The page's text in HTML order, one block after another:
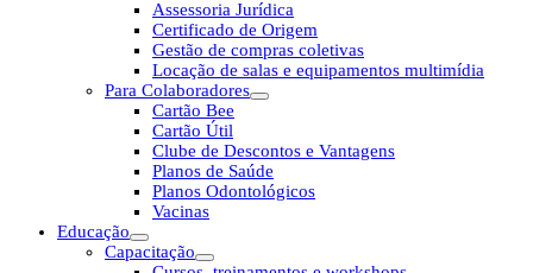
Assessoria Jurídica
Certificado de Origem
Gestão de compras coletivas
Locação de salas e equipamentos multimídia
Para Colaboradores
Cartão Bee
Cartão Útil
Clube de Descontos e Vantagens
Planos de Saúde
Planos Odontológicos
Vacinas
Educação
Capacitação